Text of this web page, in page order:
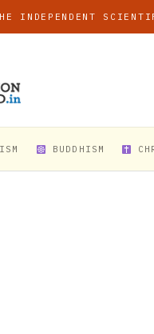
INDEPENDENT
BUDDHISM